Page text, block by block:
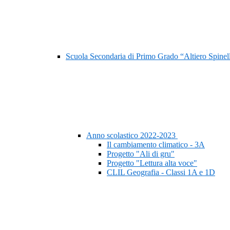
Scuola Secondaria di Primo Grado “Altiero
Anno scolastico 2022-2023
Il cambiamento climatico - 3A
Progetto "Ali di gru"
Progetto "Lettura alta voce"
CLIL Geografia - Classi 1A e 1D